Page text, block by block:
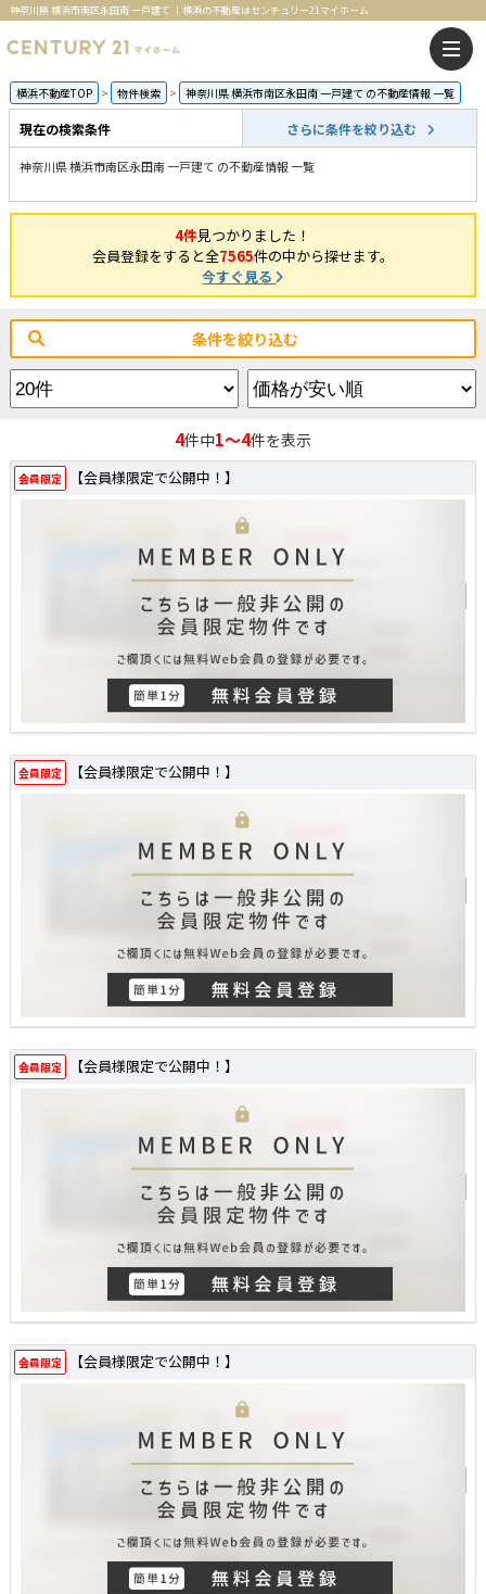
神奈川県 横浜市南区永田南 一戸建て ｜横浜の不動産はセンチュリー21マイホーム
横浜不動産TOP 物件検索 神奈川県 横浜市南区永田南 一戸建て の不動産情報 一覧
現在の検索条件 さらに条件を絞り込む
神奈川県 横浜市南区永田南 一戸建て の不動産情報 一覧
4件見つかりました！
会員登録をすると全7565件の中から探せます。
今すぐ見る
条件を絞り込む
4件中1～4件を表示
会員限定 【会員様限定で公開中！】
会員限定 【会員様限定で公開中！】
会員限定 【会員様限定で公開中！】
会員限定 【会員様限定で公開中！】